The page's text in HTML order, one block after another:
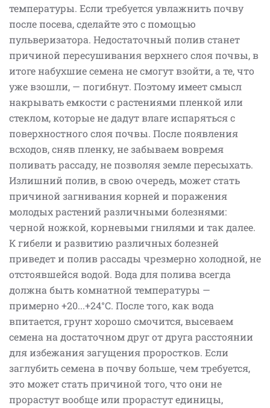
температуры. Если требуется увлажнить почву
после посева, сделайте это с помощью
пульверизатора. Недостаточный полив станет
причиной пересушивания верхнего слоя почвы, в
итоге набухшие семена не смогут взойти, а те, что
уже взошли, — погибнут. Поэтому имеет смысл
накрывать емкости с растениями пленкой или
стеклом, которые не дадут влаге испаряться с
поверхностного слоя почвы. После появления
всходов, сняв пленку, не забываем вовремя
поливать рассаду, не позволяя земле пересыхать.
Излишний полив, в свою очередь, может стать
причиной загнивания корней и поражения
молодых растений различными болезнями:
черной ножкой, корневыми гнилями и так далее.
К гибели и развитию различных болезней
приведет и полив рассады чрезмерно холодной, не
отстоявшейся водой. Вода для полива всегда
должна быть комнатной температуры —
примерно +20...+24°С. После того, как вода
впитается, грунт хорошо смочится, высеваем
семена на достаточном друг от друга расстоянии
для избежания загущения проростков. Если
заглубить семена в почву больше, чем требуется,
это может стать причиной того, что они не
прорастут вообще или прорастут единицы,